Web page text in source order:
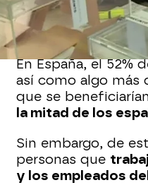
Es decir, si la
cuáles son los
En España, el 52%
así como algo más
que se
la mitad de los
Sin embargo, de
personas que
y los empleados